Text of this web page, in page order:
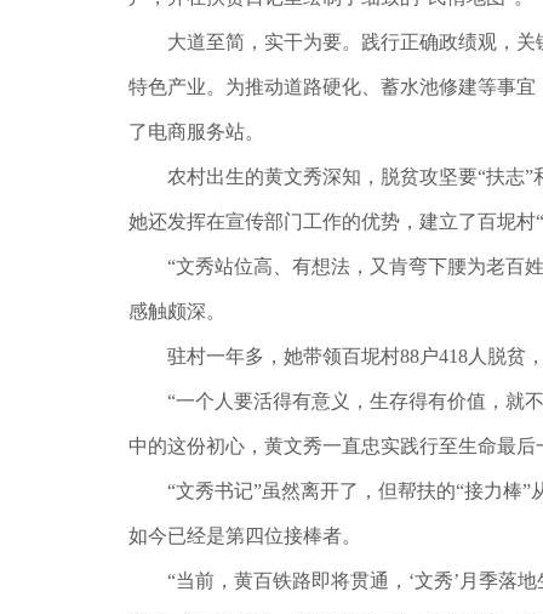
大道至简，实干为要。践行正确政绩观，关
特色产业。为推动道路硬化、蓄水池修建等事
了电商服务站。
农村出生的黄文秀深知，脱贫攻坚要“扶志”
她还发挥在宣传部门工作的优势，建立了百坭
“文秀站位高、有想法，又肯弯下腰为老百姓
感触颇深。
驻村一年多，她带领百坭村88户418人脱贫，
“一个人要活得有意义，生存得有价值，就不
中的这份初心，黄文秀一直忠实践行至生命最后
“文秀书记”虽然离开了，但帮扶的“接力棒”
如今已经是第四位接棒者。
“当前，黄百铁路即将贯通，‘文秀’月季落地